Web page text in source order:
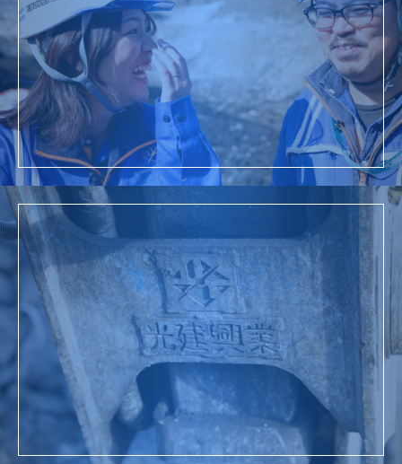
採用情報
詳細を見る
お問い合わせ
詳細を見る